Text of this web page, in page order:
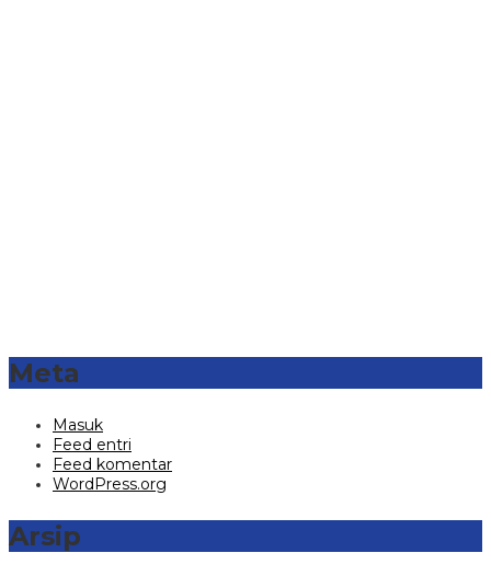
Meta
Masuk
Feed entri
Feed komentar
WordPress.org
Arsip